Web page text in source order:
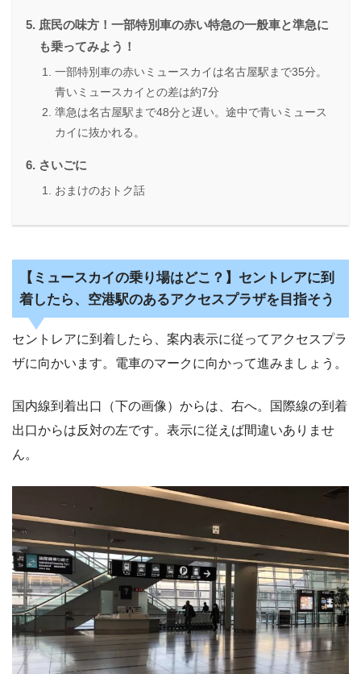
庶民の味方！一部特別車の赤い特急の一般車と準急に
も乗ってみよう！
一部特別車の赤いミュースカイは名古屋駅まで35分。
青いミュースカイとの差は約7分
準急は名古屋駅まで48分と遅い。途中で青いミュース
カイに抜かれる。
さいごに
おまけのおトク話
【ミュースカイの乗り場はどこ？】セントレアに到
着したら、空港駅のあるアクセスプラザを目指そう
セントレアに到着したら、案内表示に従ってアクセスプラ
ザに向かいます。電車のマークに向かって進みましょう。
国内線到着出口（下の画像）からは、右へ。国際線の到着
出口からは反対の左です。表示に従えば間違いありませ
ん。